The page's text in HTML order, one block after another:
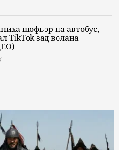
шофьор на автобус,
TikTok зад волана